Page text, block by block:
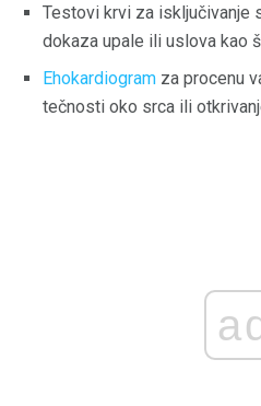
Testovi krvi za isključivanje
dokaza upale ili uslova kao
Ehokardiogram za procenu
tečnosti oko srca ili